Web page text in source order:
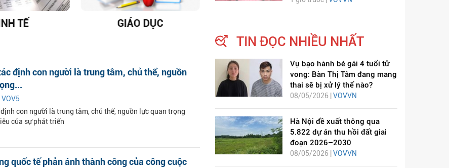
TẾ GIÁO DỤC
19
định con người là trung tâm, chủ thể, nguồn
VOV5
con người là trung tâm, chủ thể, nguồn lực quan trọng
của sự phát triển
quốc tế phản ánh thành công của công cuộc
TIN ĐỌC NHIỀU NHẤT
Vụ bạo hành bé gái 4 tuổi tử
vong: Bàn Thị Tâm đang mang
thai sẽ bị xử lý thế nào?
08/05/2026 | VOVVN
Hà Nội đề xuất thông qua
5.822 dự án thu hồi đất giai
đoạn 2026–2030
08/05/2026 | VOVVN